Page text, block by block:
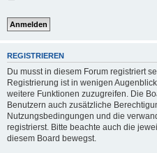
REGISTRIEREN
Du musst in diesem Forum registriert
Registrierung ist in wenigen
weitere Funktionen zuzugreifen. Die
Benutzern auch zusätzliche
Nutzungsbedingungen und die
registrierst. Bitte beachte auch die
diesem Board bewegst.